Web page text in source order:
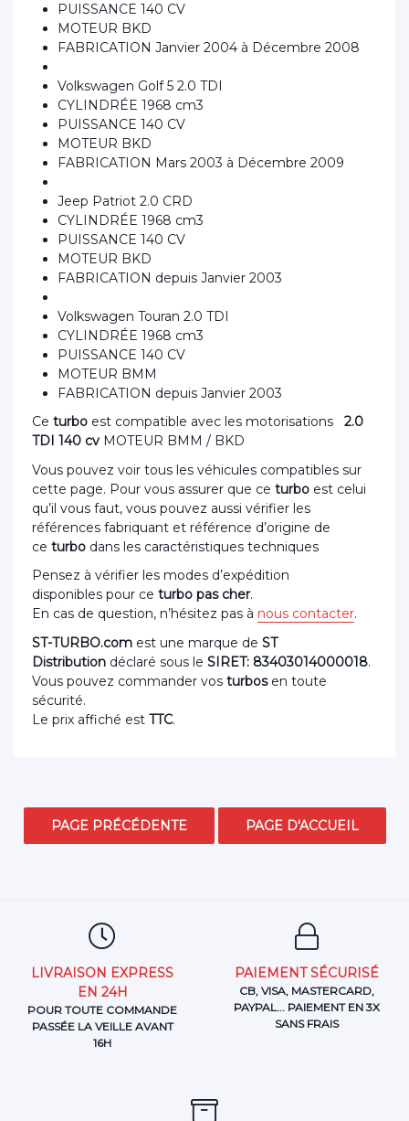
PUISSANCE 140 CV
MOTEUR BKD
FABRICATION Janvier 2004 à Décembre 2008
Volkswagen Golf 5 2.0 TDI
CYLINDRÉE 1968 cm3
PUISSANCE 140 CV
MOTEUR BKD
FABRICATION Mars 2003 à Décembre 2009
Jeep Patriot 2.0 CRD
CYLINDRÉE 1968 cm3
PUISSANCE 140 CV
MOTEUR BKD
FABRICATION depuis Janvier 2003
Volkswagen Touran 2.0 TDI
CYLINDRÉE 1968 cm3
PUISSANCE 140 CV
MOTEUR BMM
FABRICATION depuis Janvier 2003
Ce turbo est compatible avec les motorisations 2.0
TDI 140 cv MOTEUR BMM / BKD
Vous pouvez voir tous les véhicules compatibles sur
cette page. Pour vous assurer que ce turbo est celui
qu’il vous faut, vous pouvez aussi vérifier les
références fabriquant et référence d’origine de
ce turbo dans les caractéristiques techniques
Pensez à vérifier les modes d’expédition
disponibles pour ce turbo pas cher.
En cas de question, n’hésitez pas à nous contacter.
ST-TURBO.com est une marque de ST
Distribution déclaré sous le SIRET: 83403014000018.
Vous pouvez commander vos turbosen toute
sécurité.
Le prix affiché est TTC.
LIVRAISON EXPRESS
EN 24H
POUR TOUTE COMMANDE
PASSÉE LA VEILLE AVANT
16H
PAIEMENT SÉCURISÉ
CB, VISA, MASTERCARD,
PAYPAL... PAIEMENT EN 3X
SANS FRAIS